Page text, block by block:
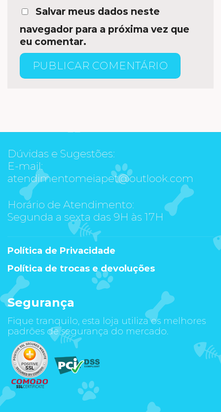
Salvar meus dados neste
navegador para a próxima vez que
eu comentar.
Dúvidas e Sugestões:
E-mail:
atendimentomeiapet@outlook.com
Horário de Atendimento:
Segunda a sexta das 9H às 17H
Política de Privacidade
Política de trocas e devoluções
Segurança
Fique tranquilo, esta loja utiliza os melhores
padrões de segurança do mercado.